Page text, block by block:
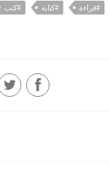
#قراءة #كتابة #كتب